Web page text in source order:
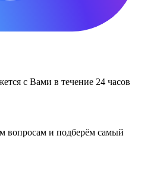
с Вами в течение 24 часов
вопросам и подберём самый